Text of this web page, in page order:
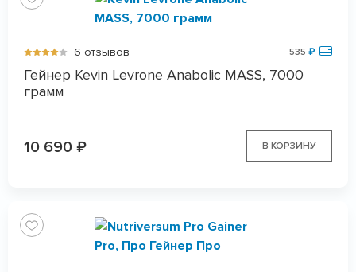
6 отзывов 535 ₽
Гейнер Kevin Levrone Anabolic MASS, 7000
грамм
10 690 ₽ В КОРЗИНУ